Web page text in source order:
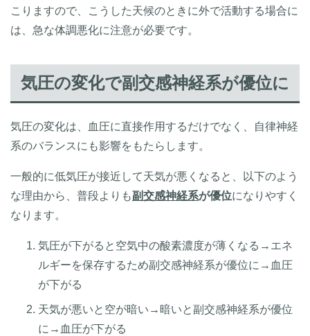
こりますので、こうした天候のときに外で活動する場合に
は、急な体調悪化に注意が必要です。
気圧の変化で副交感神経系が優位に
気圧の変化は、血圧に直接作用するだけでなく、自律神経
系のバランスにも影響をもたらします。
一般的に低気圧が接近して天気が悪くなると、以下のよう
な理由から、普段よりも副交感神経系が優位になりやすく
なります。
気圧が下がると空気中の酸素濃度が薄くなる→エネ
ルギーを保存するため副交感神経系が優位に→血圧
が下がる
天気が悪いと空が暗い→暗いと副交感神経系が優位
に→血圧が下がる